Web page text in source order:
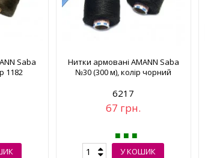
Saba
1182
Нитки армовані AMANN Saba
№30 (300 м), колір чорний
6217
67 грн.
У КОШИК